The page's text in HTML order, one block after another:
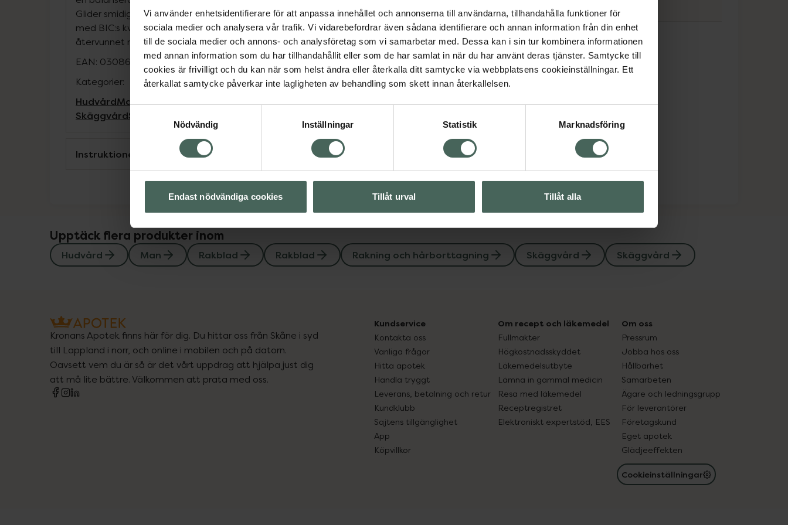
Vi använder enhetsidentifierare för att anpassa innehållet och annonserna till användarna, tillhandahålla funktioner för
sociala medier och analysera vår trafik. Vi vidarebefordrar även sådana identifierare och annan information från din enhet
till de sociala medier och annons- och analysföretag som vi samarbetar med. Dessa kan i sin tur kombinera informationen
med annan information som du har tillhandahållit eller som de har samlat in när du har använt deras tjänster. Samtycke till
cookies är frivilligt och du kan när som helst ändra eller återkalla ditt samtycke via webbplatsens cookieinställningar. Ett
återkallat samtycke påverkar inte lagligheten av behandling som skett innan återkallelsen.
Samtyckesval
Nödvändig
Inställningar Statistik Marknadsföring
Endast nödvändiga cookies Tillåt urval Tillåt alla
Fler produkter från BIC
Aktuella erbjudanden
Glider smidigt med mjukgörande remsor. Kontrollera din rakning
med BIC:s kvalitet och prestanda, nu i en förpackning av
återvunnet material.
EAN: 03086123760455
Kategorier:
HudvårdManRakbladRakbladRakning och hårborttagning
SkäggvårdSkäggvård
Instruktioner Visa
Upptäck flera produkter inom
Hudvård Man Rakblad Rakblad Rakning och hårborttagning Skäggvård Skäggvård
Kronans Apotek finns här för dig. Du hittar oss från Skåne i syd
till Lappland i norr, och online i mobilen och på datorn.
Oavsett vem du är så är det vårt uppdrag att hjälpa just dig
att må lite bättre. Välkommen att prata med oss.
Kundservice
Kontakta oss
Vanliga frågor
Hitta apotek
Handla tryggt
Leverans, betalning och retur
Kundklubb
Sajtens tillgänglighet
App
Köpvillkor
Om recept och läkemedel
Fullmakter
Högkostnadsskyddet
Läkemedelsutbyte
Lämna in gammal medicin
Resa med läkemedel
Receptregistret
Elektroniskt expertstöd, EES
Om oss
Pressrum
Jobba hos oss
Hållbarhet
Samarbeten
Ägare och ledningsgrupp
För leverantörer
Företagskund
Eget apotek
Glädjeeffekten
Cookieinställningar